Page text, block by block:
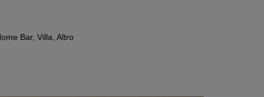
Bar, Villa, Altro